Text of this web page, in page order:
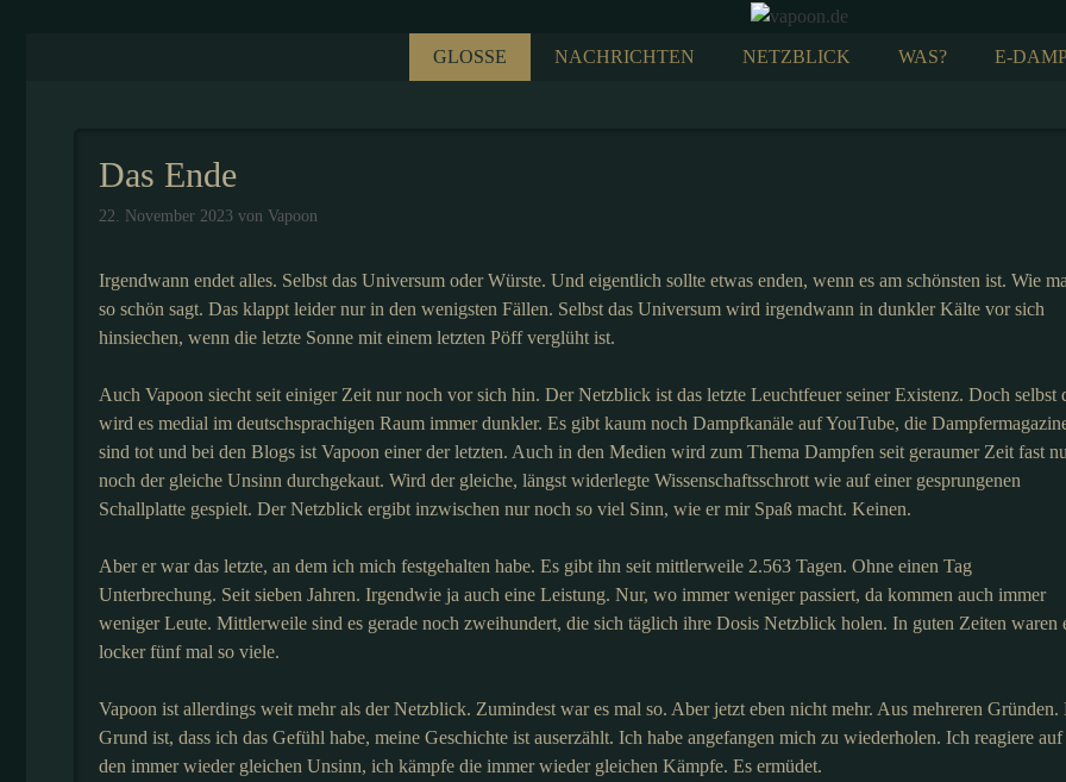
GLOSSE NACHRICHTEN NETZBLICK WAS? E-
Das Ende
22. November 2023 von Vapoon
Irgendwann endet alles. Selbst das Universum oder Würste. Und eigentlich sollte etwas enden, wenn es am schönsten ist. Wie
so schön sagt. Das klappt leider nur in den wenigsten Fällen. Selbst das Universum wird irgendwann in dunkler Kälte vor sich
hinsiechen, wenn die letzte Sonne mit einem letzten Pöff verglüht ist.
Auch Vapoon siecht seit einiger Zeit nur noch vor sich hin. Der Netzblick ist das letzte Leuchtfeuer seiner Existenz. Doch selbst
wird es medial im deutschsprachigen Raum immer dunkler. Es gibt kaum noch Dampfkanäle auf YouTube, die
sind tot und bei den Blogs ist Vapoon einer der letzten. Auch in den Medien wird zum Thema Dampfen seit geraumer Zeit fast
noch der gleiche Unsinn durchgekaut. Wird der gleiche, längst widerlegte Wissenschaftsschrott wie auf einer gesprungenen
Schallplatte gespielt. Der Netzblick ergibt inzwischen nur noch so viel Sinn, wie er mir Spaß macht. Keinen.
Aber er war das letzte, an dem ich mich festgehalten habe. Es gibt ihn seit mittlerweile 2.563 Tagen. Ohne einen Tag
Unterbrechung. Seit sieben Jahren. Irgendwie ja auch eine Leistung. Nur, wo immer weniger passiert, da kommen auch immer
weniger Leute. Mittlerweile sind es gerade noch zweihundert, die sich täglich ihre Dosis Netzblick holen. In guten Zeiten waren
locker fünf mal so viele.
Vapoon ist allerdings weit mehr als der Netzblick. Zumindest war es mal so. Aber jetzt eben nicht mehr. Aus mehreren Gründen.
Grund ist, dass ich das Gefühl habe, meine Geschichte ist auserzählt. Ich habe angefangen mich zu wiederholen. Ich reagiere auf
den immer wieder gleichen Unsinn, ich kämpfe die immer wieder gleichen Kämpfe. Es ermüdet.